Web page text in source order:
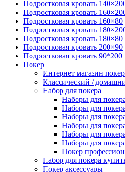
Подростковая кровать
Подростковая кровать
Подростковая кровать 160×80
Подростковая кровать
Подростковая кровать 180×80
Подростковая кровать 200×90
Подростковая кровать 90*200
Покер
Интернет магазин
Классический /
Набор для покера
Наборы для
Наборы для
Наборы для
Наборы для
Наборы для
Наборы для
Покер
Набор для покера
Покер аксессуары